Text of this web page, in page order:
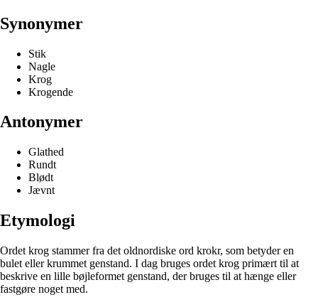
Synonymer
Stik
Nagle
Krog
Krogende
Antonymer
Glathed
Rundt
Blødt
Jævnt
Etymologi
Ordet krog stammer fra det oldnordiske ord krokr, som betyder en
bulet eller krummet genstand. I dag bruges ordet krog primært til at
beskrive en lille bøjleformet genstand, der bruges til at hænge eller
fastgøre noget med.